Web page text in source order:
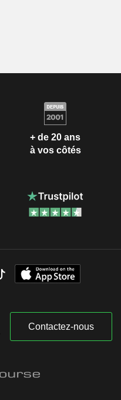
+ de 20 ans
à vos côtés
Contactez-nous